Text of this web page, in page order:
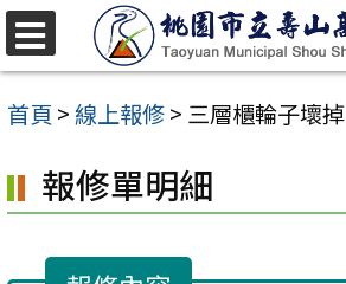
跳
至
主
內
容
首頁 >線上報修> 三層櫃輪子壞掉
報修單明細
選
單